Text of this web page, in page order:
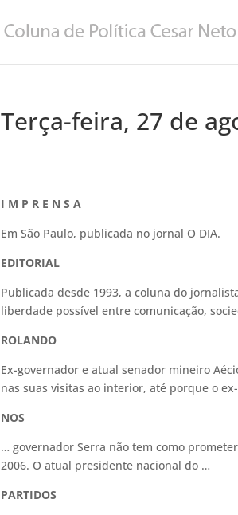
Terça-feira, 27 de
I M P R E N S A
Em São Paulo, publicada no jornal O DIA.
EDITORIAL
Publicada desde 1993, a coluna do
liberdade possível entre comunicação,
ROLANDO
Ex-governador e atual senador mineiro
nas suas visitas ao interior, até porque o
NOS
… governador Serra não tem como
2006. O atual presidente nacional do …
PARTIDOS